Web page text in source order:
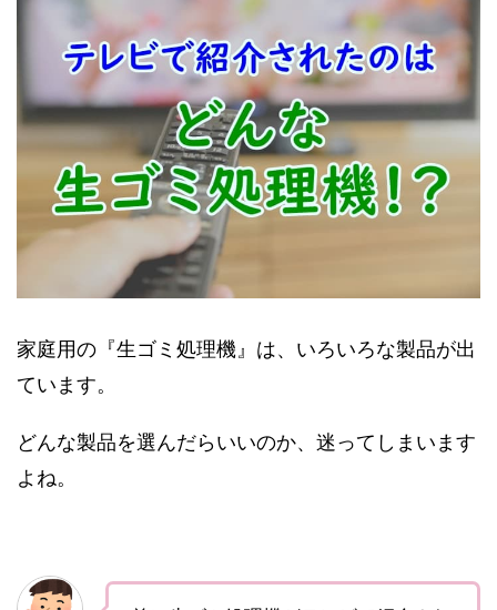
家庭用の『生ゴミ処理機』は、いろいろな製品が出
ています。
どんな製品を選んだらいいのか、迷ってしまいます
よね。